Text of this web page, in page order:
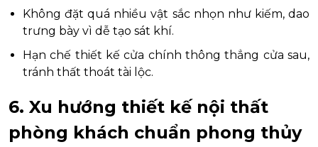
Không đặt quá nhiều vật sắc nhọn như kiếm, dao
trưng bày vì dễ tạo sát khí.
Hạn chế thiết kế cửa chính thông thẳng cửa sau,
tránh thất thoát tài lộc.
6. Xu hướng thiết kế nội thất
phòng khách chuẩn phong thủy